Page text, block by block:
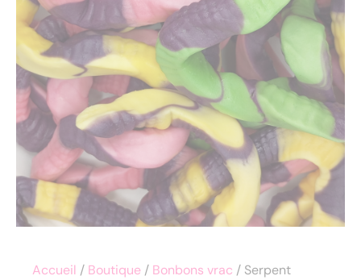
Accueil / Boutique / Bonbons vrac / Serpent